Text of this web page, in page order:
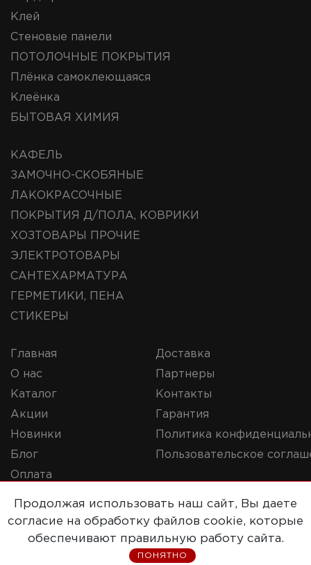
Клей
Стеновые панели
ПОТОЛОЧНЫЕ ПОКРЫТИЯ
Плёнка самоклеющаяся
Клеёнка
БЫТОВАЯ ХИМИЯ
КАФЕЛЬ
ЗАМОЧНО-СКОБЯНЫЕ
ЛАКОКРАСОЧНЫЕ
ПОКРЫТИЯ Д/ПОЛА, КОВРИКИ
ХОЗТОВАРЫ ПРОЧИЕ
ЭЛЕКТРОТОВАРЫ
САНТЕХАРМАТУРА
ГЕРМЕТИКИ, ПЕНА
СТИКЕРЫ
Главная
О нас
Каталог
Акции
Новинки
Блог
Оплата
Доставка
Партнеры
Контакты
Гарантия
Политика
Пользовательское
© 2019-2020 Репорт. Все права защищены
Сайт разработан
Продолжая использовать наш сайт, Вы даете
согласие на обработку файлов cookie, которые
обеспечивают правильную работу сайта.
ПОНЯТНО